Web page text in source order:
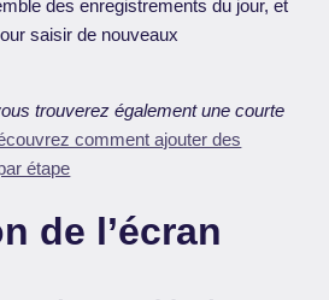
des enregistrements du jour, et
saisir de nouveaux
trouverez également une courte
comment ajouter des
étape
de l’écran